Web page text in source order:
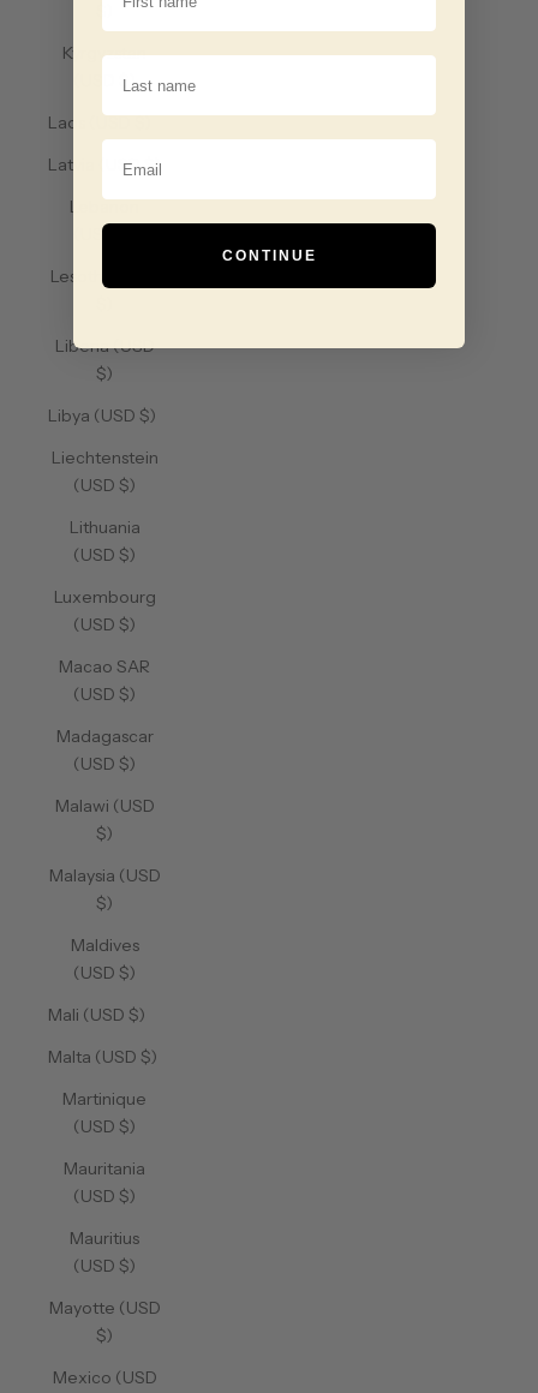
Kyrgyzstan
(USD $)
Laos (USD $)
Latvia (USD $)
Lebanon
(USD $)
Lesotho (USD
Liberia (USD
$)
Libya (USD $)
Liechtenstein
(USD $)
Lithuania
(USD $)
Luxembourg
(USD $)
Macao SAR
(USD $)
Madagascar
(USD $)
Malawi (USD
$)
Malaysia (USD
$)
Maldives
(USD $)
Mali (USD $)
Malta (USD $)
Martinique
(USD $)
Mauritania
(USD $)
Mauritius
(USD $)
Mayotte (USD
$)
Mexico (USD
Last Name
Email
CONTINUE